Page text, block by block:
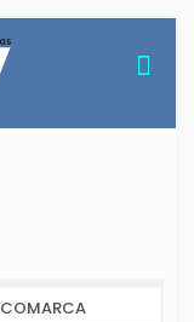
COMARCA